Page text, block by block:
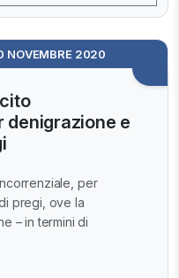
NOVEMBRE 2020
denigrazione e
per
pregi, ove la
– in termini di